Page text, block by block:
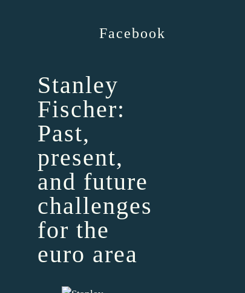
Facebook
Stanley
Fischer:
Past,
present,
and future
challenges
for the
euro area